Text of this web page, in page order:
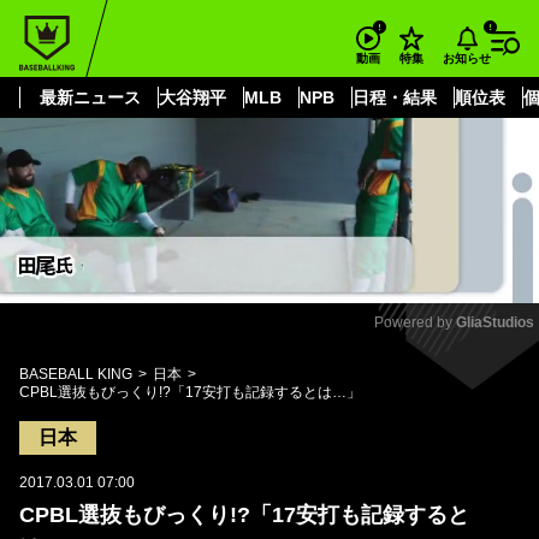
動画 特集 お知らせ
最新ニュース 大谷翔平 MLB NPB 日程・結果 順位表
もっと見る
Mute
Powered by GliaStudios
BASEBALL KING
日本
CPBL選抜もびっくり!?「17安打も記録するとは…」
日本
2017.03.01 07:00
CPBL選抜もびっくり!?「17安打も記録すると